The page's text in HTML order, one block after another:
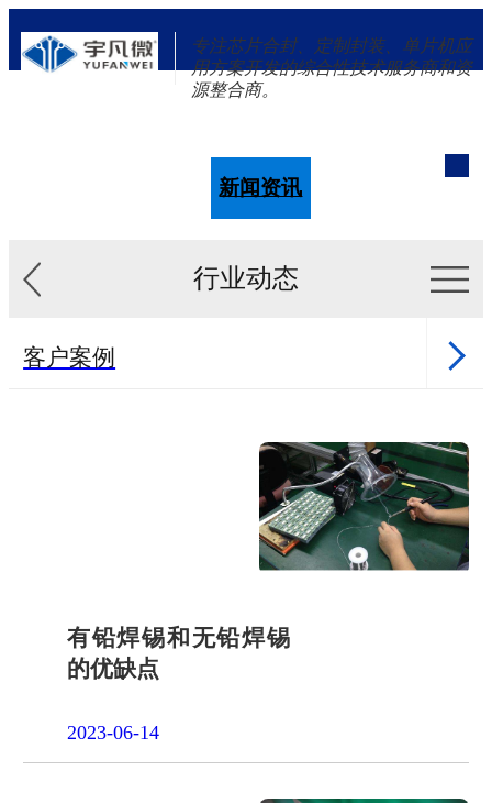
专注芯片合封、定制封装、单片机应
用方案开发的综合性技术服务商和资
源整合商。
新闻资讯
行业动态
客户案例
社会责任
招贤纳士
有铅焊锡和无铅焊锡
的优缺点
2023-06-14